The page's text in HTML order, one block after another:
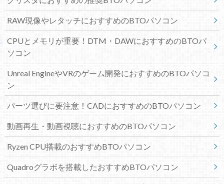
RAW現像やレタッチにおすすめのBTOパソコン
CPUとメモリが重要！DTM・DAWにおすすめのBTOパ
ソコン
Unreal EngineやVRのゲーム開発におすすめのBTOパソコ
ン
パーツ選びに要注意！CADにおすすめのBTOパソコン
動画再生・動画視聴におすすめのBTOパソコン
Ryzen CPU搭載のおすすめBTOパソコン
Quadroグラボを搭載したおすすめBTOパソコン